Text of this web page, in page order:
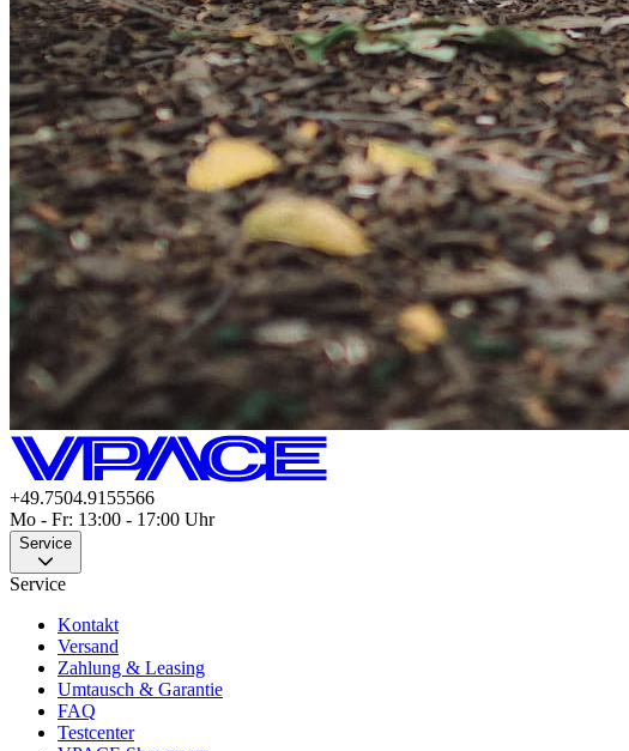
+49.7504.9155566
Mo - Fr: 13:00 - 17:00 Uhr
Service
Service
Kontakt
Versand
Zahlung & Leasing
Umtausch & Garantie
FAQ
Testcenter